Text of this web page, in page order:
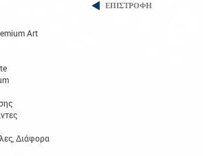
Art
Διάφορα
ΕΠΙΣΤΡΟΦΗ